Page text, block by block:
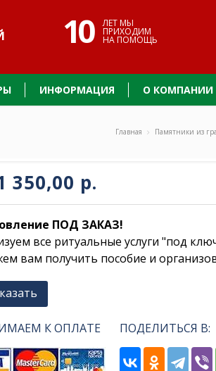
10 ЛЕТ МЫ
ПРИХОДИМ
НА ПОМОЩЬ
ИНФОРМАЦИЯ О КОМПАНИИ
Главная Памятники из
350,00 р.
ПОД ЗАКАЗ!
все ритуальные услуги "под
вам получить пособие и
К ОПЛАТЕ ПОДЕЛИТЬСЯ В: